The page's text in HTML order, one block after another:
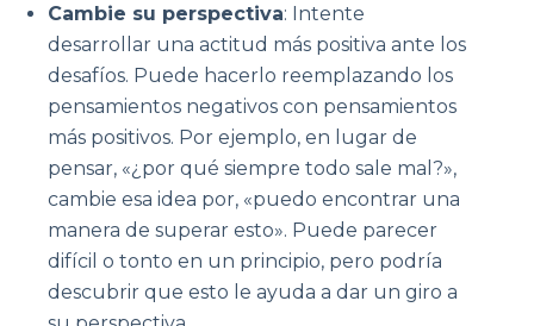
Cambie su perspectiva: Intente
desarrollar una actitud más positiva ante los
desafíos. Puede hacerlo reemplazando los
pensamientos negativos con pensamientos
más positivos. Por ejemplo, en lugar de
pensar, «¿por qué siempre todo sale mal?»,
cambie esa idea por, «puedo encontrar una
manera de superar esto». Puede parecer
difícil o tonto en un principio, pero podría
descubrir que esto le ayuda a dar un giro a